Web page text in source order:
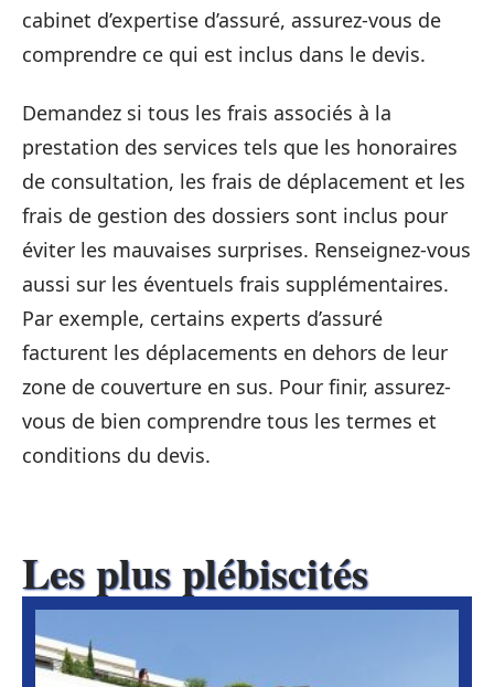
cabinet d’expertise d’assuré, assurez-vous de
comprendre ce qui est inclus dans le devis.
Demandez si tous les frais associés à la
prestation des services tels que les honoraires
de consultation, les frais de déplacement et les
frais de gestion des dossiers sont inclus pour
éviter les mauvaises surprises. Renseignez-vous
aussi sur les éventuels frais supplémentaires.
Par exemple, certains experts d’assuré
facturent les déplacements en dehors de leur
zone de couverture en sus. Pour finir, assurez-
vous de bien comprendre tous les termes et
conditions du devis.
Les plus plébiscités